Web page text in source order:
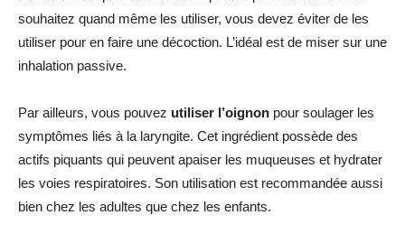
souhaitez quand même les utiliser, vous devez éviter de les
utiliser pour en faire une décoction. L’idéal est de miser sur une
inhalation passive.
Par ailleurs, vous pouvez utiliser l’oignon pour soulager les
symptômes liés à la laryngite. Cet ingrédient possède des
actifs piquants qui peuvent apaiser les muqueuses et hydrater
les voies respiratoires. Son utilisation est recommandée aussi
bien chez les adultes que chez les enfants.